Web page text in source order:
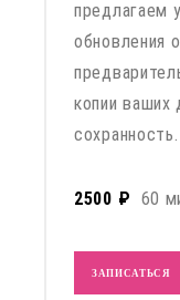
предлагаем
обновления
копии ваших
сохранность.
2500 ₽ 60
ЗАПИСАТЬСЯ